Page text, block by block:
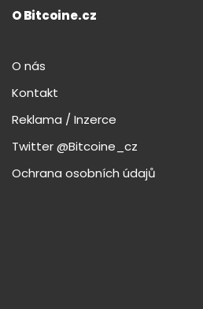
O Bitcoine.cz
O nás
Kontakt
Reklama / Inzerce
Twitter @Bitcoine_cz
Ochrana osobních údajů